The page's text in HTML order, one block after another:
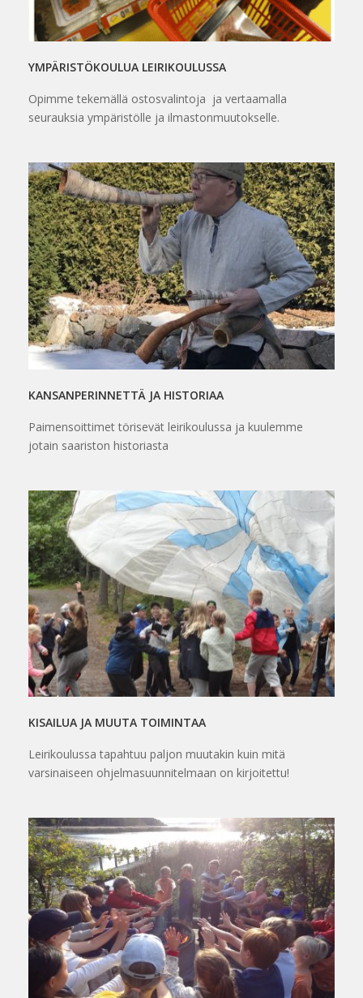
YMPÄRISTÖKOULUA LEIRIKOULUSSA
Opimme tekemällä ostosvalintoja ja vertaamalla
seurauksia ympäristölle ja ilmastonmuutokselle.
KANSANPERINNETTÄ JA HISTORIAA
Paimensoittimet törisevät leirikoulussa ja kuulemme
jotain saariston historiasta
KISAILUA JA MUUTA TOIMINTAA
Leirikoulussa tapahtuu paljon muutakin kuin mitä
varsinaiseen ohjelmasuunnitelmaan on kirjoitettu!